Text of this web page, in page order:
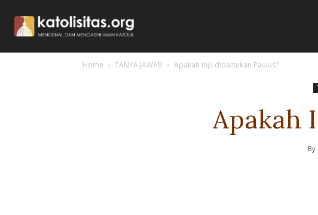
Home TANYA JAWAB Apakah Injil dipalsukan Paulus?
Apakah
By